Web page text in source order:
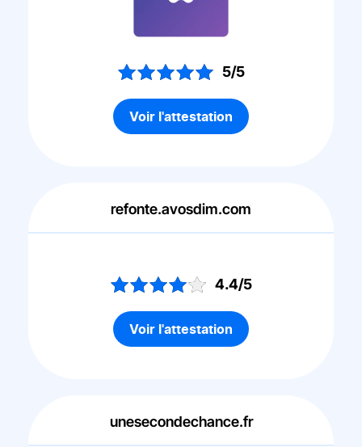
5/5
Voir l'attestation
refonte.avosdim.com
4.4/5
Voir l'attestation
unesecondechance.fr